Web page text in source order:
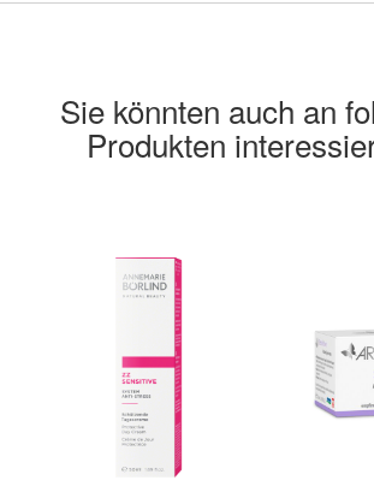
Sie könnten auch an
Produkten